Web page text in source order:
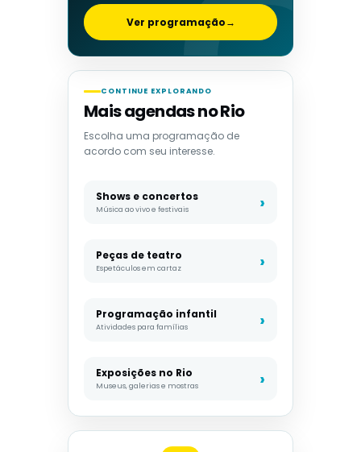
Ver programação→
CONTINUE EXPLORANDO
Mais agendas no Rio
Escolha uma programação de
acordo com seu interesse.
Shows e concertos
Música ao vivo e festivais
Peças de teatro
Espetáculos em cartaz
Programação infantil
Atividades para famílias
Exposições no Rio
Museus, galerias e mostras